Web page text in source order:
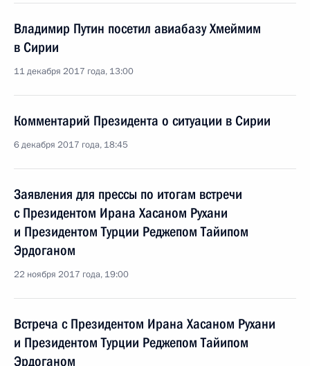
Владимир Путин посетил авиабазу Хмеймим
в Сирии
11 декабря 2017 года, 13:00
Комментарий Президента о ситуации в Сирии
6 декабря 2017 года, 18:45
Заявления для прессы по итогам встречи
с Президентом Ирана Хасаном Рухани
и Президентом Турции Реджепом Тайипом
Эрдоганом
22 ноября 2017 года, 19:00
Встреча с Президентом Ирана Хасаном Рухани
и Президентом Турции Реджепом Тайипом
Эрдоганом